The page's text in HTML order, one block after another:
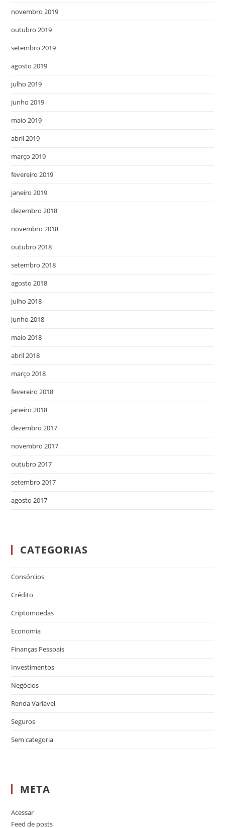
novembro 2019
outubro 2019
setembro 2019
agosto 2019
julho 2019
junho 2019
maio 2019
abril 2019
março 2019
fevereiro 2019
janeiro 2019
dezembro 2018
novembro 2018
outubro 2018
setembro 2018
agosto 2018
julho 2018
junho 2018
maio 2018
abril 2018
março 2018
fevereiro 2018
janeiro 2018
dezembro 2017
novembro 2017
outubro 2017
setembro 2017
agosto 2017
CATEGORIAS
Consórcios
Crédito
Criptomoedas
Economia
Finanças Pessoais
Investimentos
Negócios
Renda Variável
Seguros
Sem categoria
META
Acessar
Feed de posts